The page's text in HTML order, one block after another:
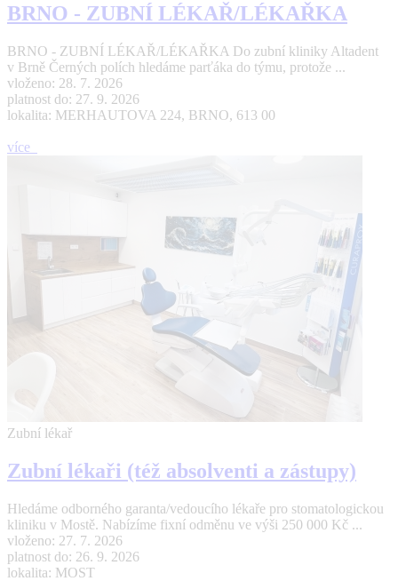
BRNO - ZUBNÍ LÉKAŘ/LÉKAŘKA
BRNO - ZUBNÍ LÉKAŘ/LÉKAŘKA Do zubní kliniky Altadent
v Brně Černých polích hledáme parťáka do týmu, protože ...
vloženo: 28. 7. 2026
platnost do: 27. 9. 2026
lokalita: MERHAUTOVA 224, BRNO, 613 00
více
Zubní lékař
Zubní lékaři (též absolventi a zástupy)
Hledáme odborného garanta/vedoucího lékaře pro stomatologickou
kliniku v Mostě. Nabízíme fixní odměnu ve výši 250 000 Kč ...
vloženo: 27. 7. 2026
platnost do: 26. 9. 2026
lokalita: MOST